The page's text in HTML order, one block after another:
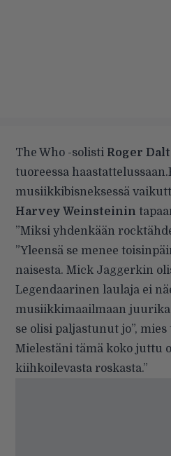
The Who -solisti Roger
tuoreessa haastattelussaan.
musiikkibisneksessä
Harvey Weinsteinin
”Miksi yhdenkään
”Yleensä se menee
naisesta. Mick Jaggerkin
Legendaarinen laulaja ei
musiikkimaailmaan
se olisi paljastunut jo”,
Mielestäni tämä koko juttu
kiihkoilevasta roskasta.”